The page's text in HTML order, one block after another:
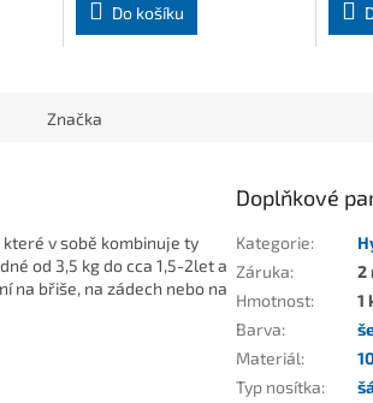
Do košíku
Značka
v sobě kombinuje ty
od 3,5 kg do cca 1,5-2let a
na břiše, na zádech nebo na
Doplňkové
Kategorie:
Záruka:
2
Hmotnost:
1
Barva:
Materiál:
Typ nosítka: